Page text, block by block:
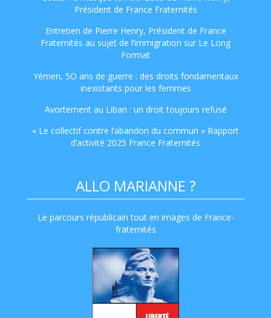
Président de France Fraternités
Entretien de Pierre Henry, Président de France
Fraternités au sujet de l’immigration sur Le Long
Format
Yémen, 5O ans de guerre : des droits fondamentaux
inexistants pour les femmes
Avortement au Liban : un droit toujours refusé
« Le collectif contre l’abandon du commun » Rapport
d’activité 2025 France Fraternités
ALLO MARIANNE ?
Le parcours républicain tout en images de France-
fraternités